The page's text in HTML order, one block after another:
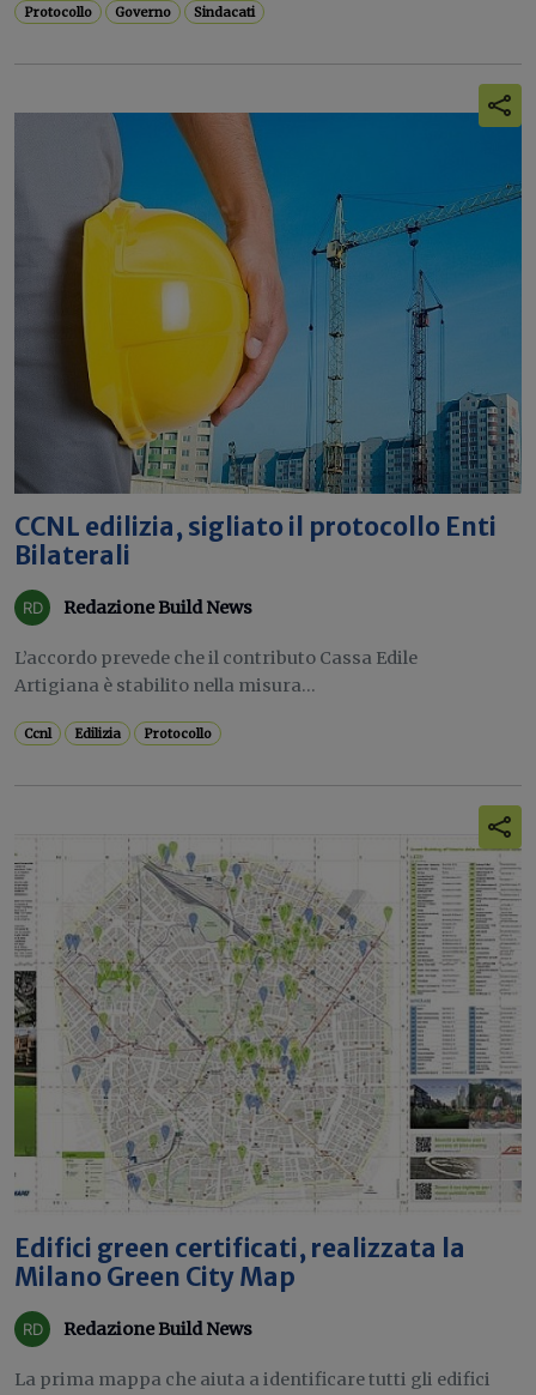
Protocollo Governo Sindacati
CCNL edilizia, sigliato il protocollo Enti
Bilaterali
Redazione Build News
L’accordo prevede che il contributo Cassa Edile
Artigiana è stabilito nella misura...
Ccnl Edilizia Protocollo
Edifici green certificati, realizzata la
Milano Green City Map
Redazione Build News
La prima mappa che aiuta a identificare tutti gli edifici